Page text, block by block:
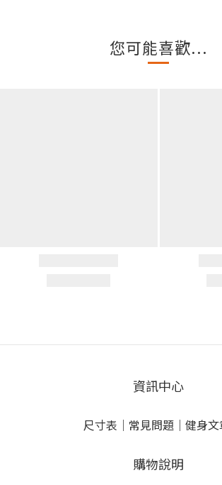
您可能喜歡...
資訊中心
尺寸表 ｜ 常見問題 ｜ 健身
購物說明